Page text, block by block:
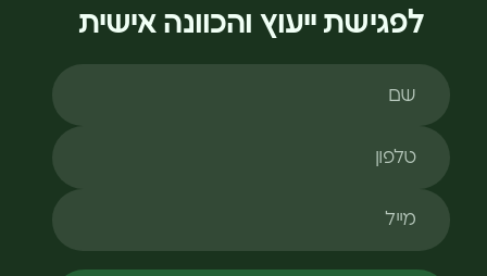
לפגישת ייעוץ והכוונה אישית
שם
טלפון
מייל